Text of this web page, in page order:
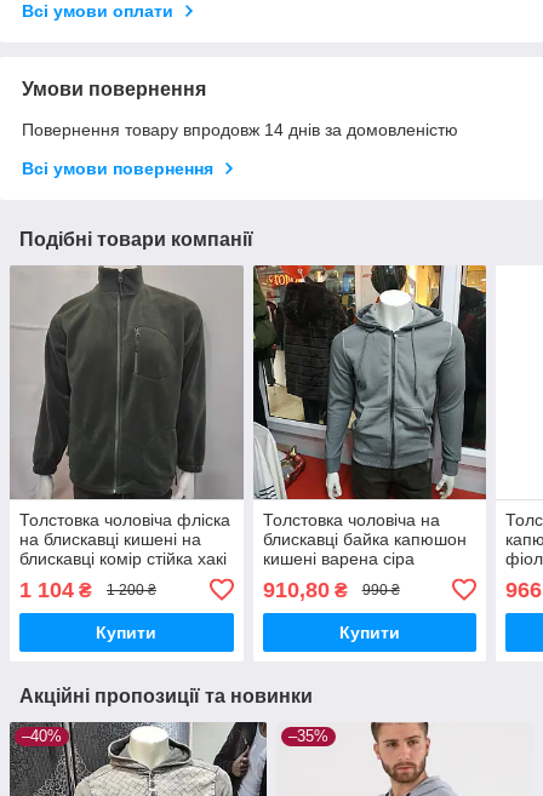
Всі умови оплати
Умови повернення
Повернення товару впродовж 14 днів за домовленістю
Всі умови повернення
Подібні товари компанії
Толстовка чоловіча фліска
на блискавці кишені на
блискавці комір стійка хакі
1 104 ₴ 1 200 ₴
Купити
Толстовка чоловіча на
блискавці байка капюшон
кишені варена сіра
910,80₴ 990 ₴
Купити
966
Акційні пропозиції та новинки
–40% –35%